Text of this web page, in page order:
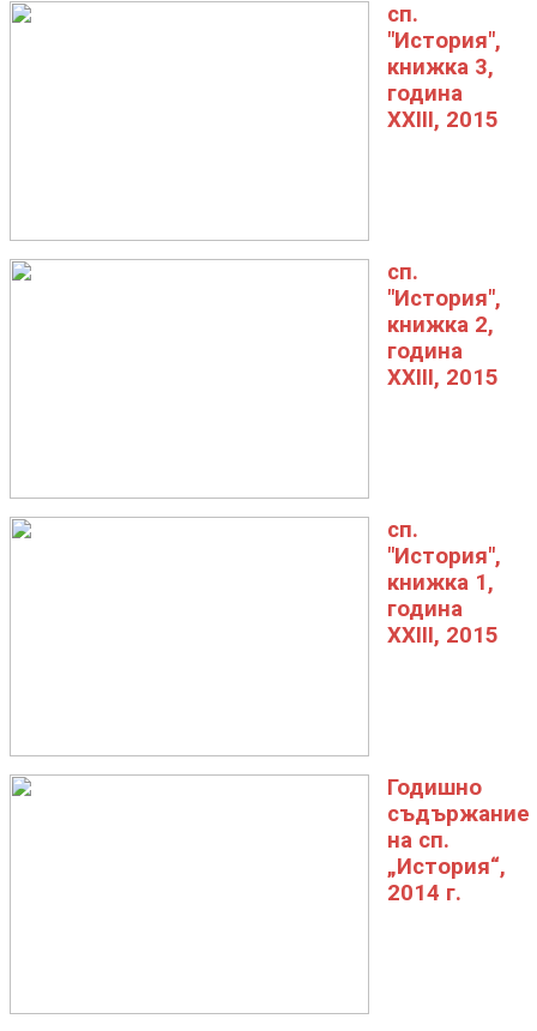
сп.
"История",
книжка 3,
година
XXIII, 2015
сп.
"История",
книжка 2,
година
XXIII, 2015
сп.
"История",
книжка 1,
година
XXIII, 2015
Годишно
съдържание
на сп.
„История“,
2014 г.